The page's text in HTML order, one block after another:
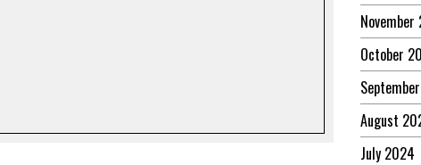
October
August
July 2024